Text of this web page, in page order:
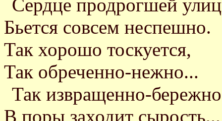
Сердце продрогшей
Бьется совсем неспешно.
Так хорошо тоскуется,
Так обреченно-нежно...
Так извращенно-бережно
В поры заходит сырость...